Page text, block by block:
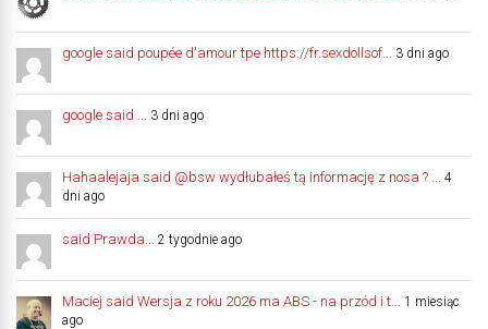
google said poupée d'amour tpe https://fr.sexdollsof... 3 dni ago
google said ... 3 dni ago
Hahaalejaja said @bsw wydłubałeś tą informację z nosa ? ...
4
dni ago
said Prawda... 2 tygodnie ago
Maciej said Wersja z roku 2026 ma ABS - na przód i t...
1 miesiąc
ago